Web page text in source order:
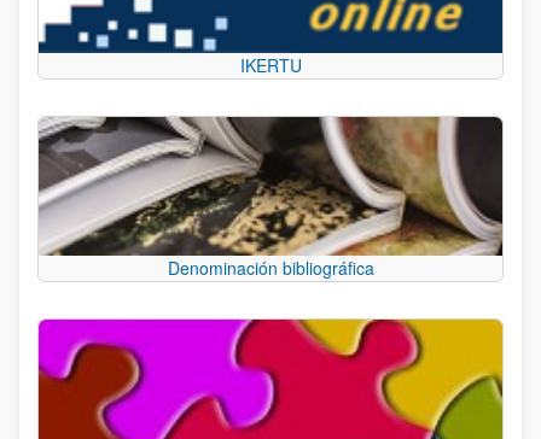
IKERTU
Denominación bibliográfica